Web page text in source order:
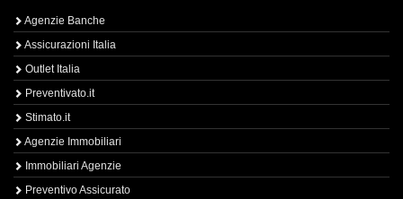
Agenzie Banche
Assicurazioni Italia
Outlet Italia
Preventivato.it
Stimato.it
Agenzie Immobiliari
Immobiliari Agenzie
Preventivo Assicurato